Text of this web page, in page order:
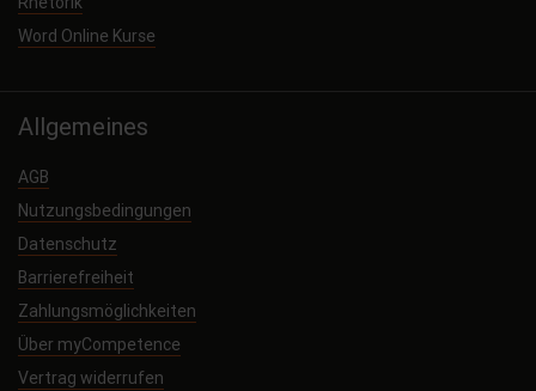
Word Online Kurse
Allgemeines
AGB
Nutzungsbedingungen
Datenschutz
Barrierefreiheit
Zahlungsmöglichkeiten
Über myCompetence
Vertrag widerrufen